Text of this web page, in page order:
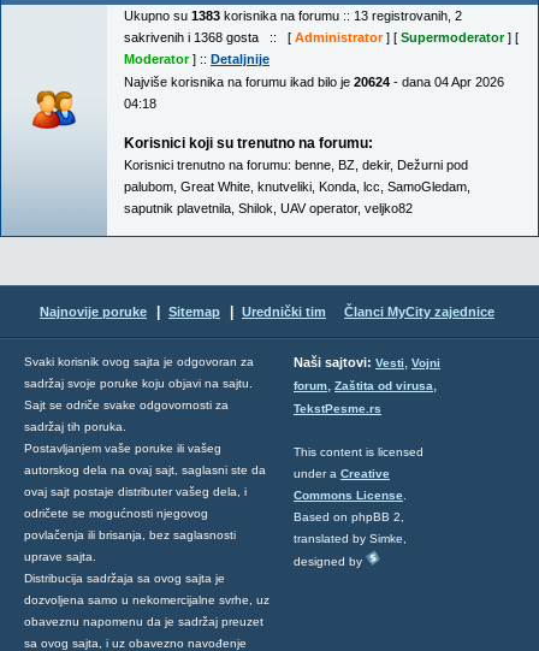
Ukupno su 1383 korisnika na forumu :: 13 registrovanih, 2
sakrivenih i 1368 gosta :: [ Administrator] [ Supermoderator] [
Moderator] :: Detaljnije
Najviše korisnika na forumu ikad bilo je 20624 - dana 04 Apr 2026
04:18
Korisnici koji su trenutno na forumu:
Korisnici trenutno na forumu: benne BZ dekir, Dežurni pod
palubom Great White knutveliki Konda lcc SamoGledam
saputnik plavetnila Shilok UAV operator, veljko82
Najnovije poruke Sitemap Urednički tim Članci MyCity zajednice
Svaki korisnik ovog sajta je odgovoran za
sadržaj svoje poruke koju objavi na sajtu.
Sajt se odriče svake odgovornosti za
sadržaj tih poruka.
Postavljanjem vaše poruke ili vašeg
autorskog dela na ovaj sajt, saglasni ste da
ovaj sajt postaje distributer vašeg dela, i
odričete se mogućnosti njegovog
povlačenja ili brisanja, bez saglasnosti
uprave sajta.
Distribucija sadržaja sa ovog sajta je
dozvoljena samo u nekomercijalne svrhe, uz
obaveznu napomenu da je sadržaj preuzet
sa ovog sajta, i uz obavezno navođenje
Naši sajtovi: Vesti, Vojni
forum, Zaštita od virusa,
TekstPesme.rs
This content is licensed
under a Creative
Commons License
Based on phpBB 2,
translated by Simke,
designed by